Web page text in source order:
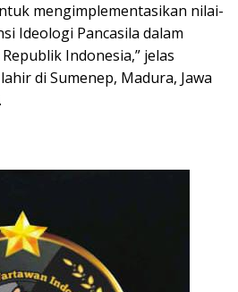
mengimplementasikan nilai-
Ideologi Pancasila dalam
Indonesia,” jelas
di Sumenep, Madura, Jawa